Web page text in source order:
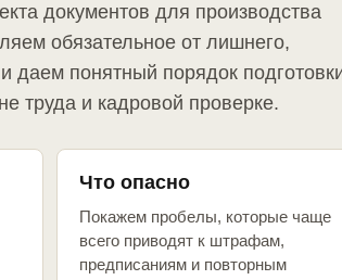
документов для производства
обязательное от лишнего,
даем понятный порядок
труда и кадровой проверке.
Что опасно
Покажем пробелы, которые чаще
всего приводят к штрафам,
предписаниям и повторным